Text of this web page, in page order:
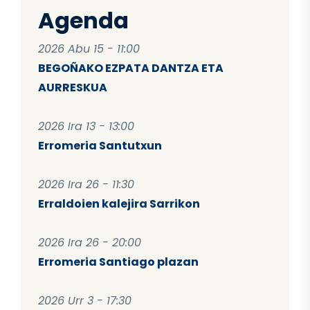
Agenda
2026 Abu 15 - 11:00
BEGOÑAKO EZPATA DANTZA ETA
AURRESKUA
2026 Ira 13 - 13:00
Erromeria Santutxun
2026 Ira 26 - 11:30
Erraldoien kalejira Sarrikon
2026 Ira 26 - 20:00
Erromeria Santiago plazan
2026 Urr 3 - 17:30